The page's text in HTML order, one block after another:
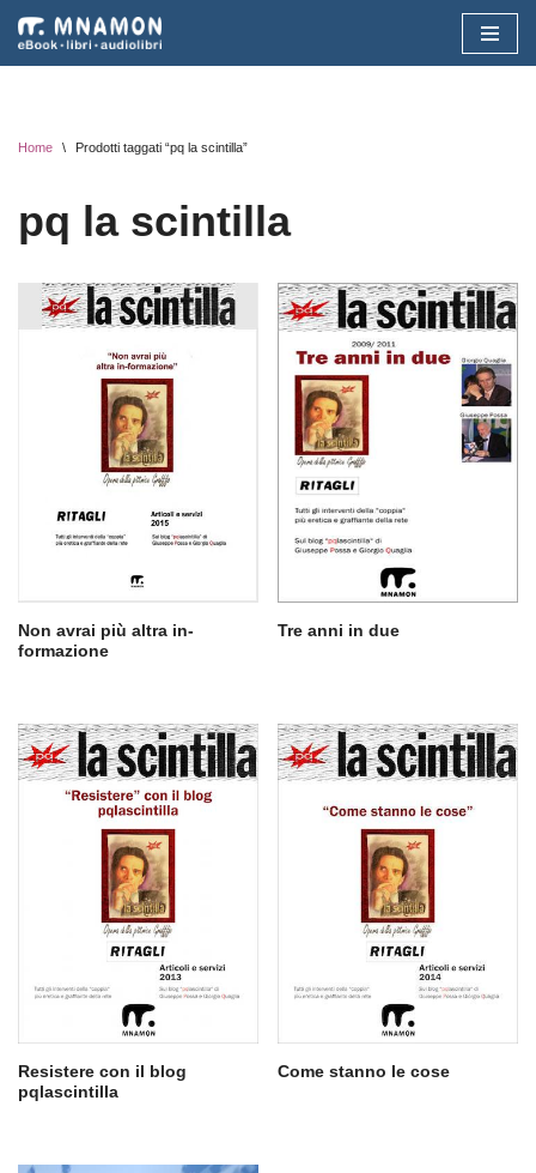
Vai
Home \ Prodotti taggati “pq la scintilla”
pq la scintilla
Non avrai più altra in-
formazione
Tre anni in due
Resistere con il blog
pqlascintilla
Come stanno le cose